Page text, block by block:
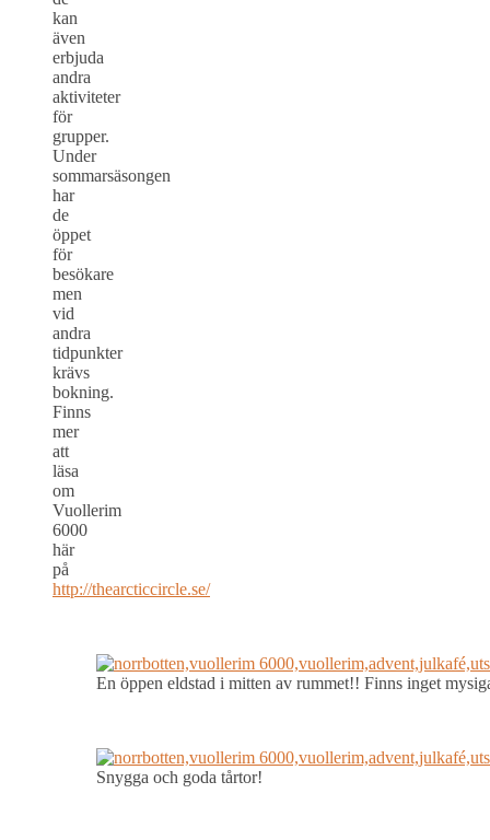
kan
även
erbjuda
andra
aktiviteter
för
grupper.
Under
sommarsäsongen
har
de
öppet
för
besökare
men
vid
andra
tidpunkter
krävs
bokning.
Finns
mer
att
läsa
om
Vuollerim
6000
här
på
http://thearcticcircle.se/
En öppen eldstad i mitten av rummet!! Finns inget
Snygga och goda tårtor!